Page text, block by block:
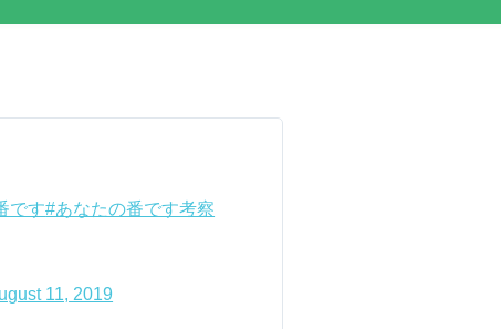
です#あなたの番です考察
11, 2019